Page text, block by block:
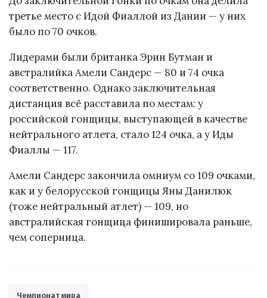
третье место с Идой Фиаллой из Дании — у них
было по 70 очков.
Лидерами были британка Эрин Бутман и
австралийка Амели Сандерс — 80 и 74 очка
соответственно. Однако заключительная
дистанция всё расставила по местам: у
российской гонщицы, выступающей в качестве
нейтрального атлета, стало 124 очка, а у Иды
Фиаллы — 117.
Амели Сандерс закончила омниум со 109 очками,
как и у белорусской гонщицы Яны Данилюк
(тоже нейтральный атлет) — 109, но
австралийская гонщица финишировала раньше,
чем соперница.
Чемпионат мира